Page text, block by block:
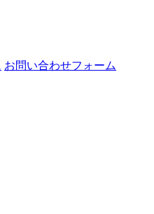
お問い合わせフォーム